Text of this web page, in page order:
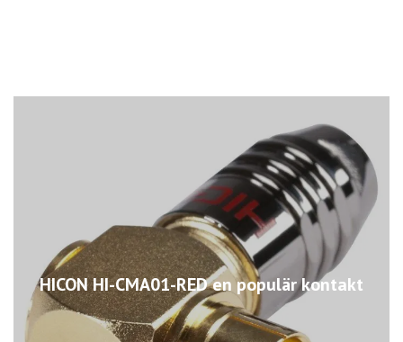
HICON HI-CMA01-RED en populär kontakt